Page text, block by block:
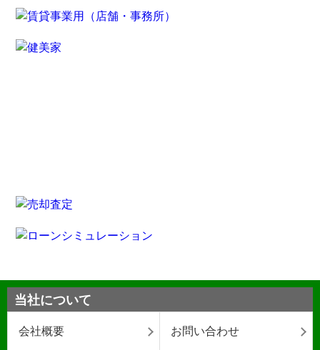
当社について
会社概要 お問い合わせ